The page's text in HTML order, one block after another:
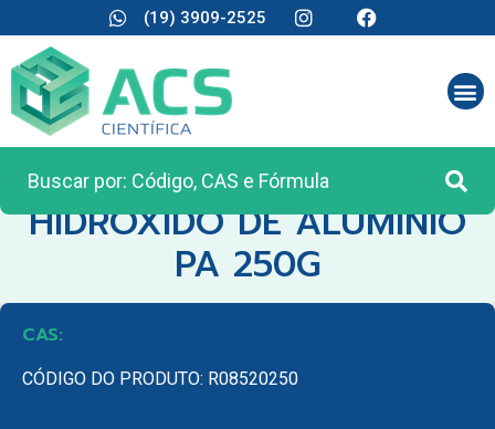
(19) 3909-2525
CATEGORIA:REAGENTES ANALÍTICOS
HIDROXIDO DE ALUMINIO
PA 250G
CAS:
CÓDIGO DO PRODUTO: R08520250